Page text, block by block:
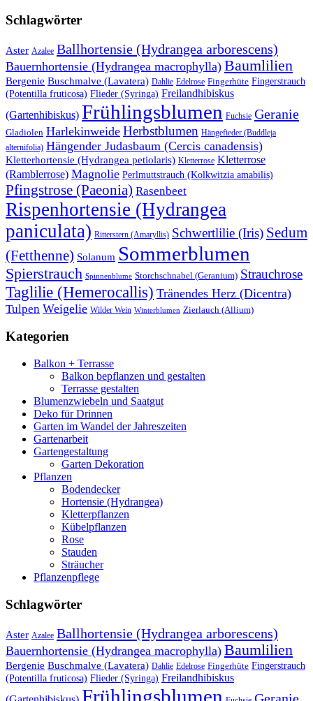
Schlagwörter
Aster Azalee Ballhortensie (Hydrangea arborescens)
Bauernhortensie (Hydrangea macrophylla) Baumlilien
Bergenie Buschmalve (Lavatera) Dahlie Edelrose Fingerhüte Fingerstrauch
(Potentilla fruticosa) Flieder (Syringa) Freilandhibiskus
(Gartenhibiskus) Frühlingsblumen Fuchsie Geranie
Gladiolen Harlekinweide Herbstblumen Hängefieder (Buddleja
alternifolia) Hängender Judasbaum (Cercis canadensis)
Kletterhortensie (Hydrangea petiolaris) Kletterrose Kletterrose
(Ramblerrose) Magnolie Perlmuttstrauch (Kolkwitzia amabilis)
Pfingstrose (Paeonia) Rasenbeet
Rispenhortensie (Hydrangea
paniculata) Ritterstern (Amaryllis) Schwertlilie (Iris) Sedum
(Fetthenne) Solanum Sommerblumen
Spierstrauch Spinnenblume Storchschnabel (Geranium) Strauchrose
Taglilie (Hemerocallis) Tränendes Herz (Dicentra)
Tulpen Weigelie Wilder Wein Winterblumen Zierlauch (Allium)
Kategorien
Balkon + Terrasse
Balkon bepflanzen und gestalten
Terrasse gestalten
Blumenzwiebeln und Saatgut
Deko für Drinnen
Garten im Wandel der Jahreszeiten
Gartenarbeit
Gartengestaltung
Garten Dekoration
Pflanzen
Bodendecker
Hortensie (Hydrangea)
Kletterpflanzen
Kübelpflanzen
Rose
Stauden
Sträucher
Pflanzenpflege
Schlagwörter
Aster Azalee Ballhortensie (Hydrangea arborescens)
Bauernhortensie (Hydrangea macrophylla) Baumlilien
Bergenie Buschmalve (Lavatera) Dahlie Edelrose Fingerhüte Fingerstrauch
(Potentilla fruticosa) Flieder (Syringa) Freilandhibiskus
Frühlingsblumen